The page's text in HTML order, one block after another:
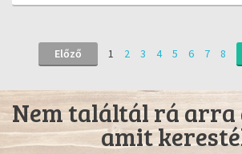
Előző 1 2 3 4 5 6 7 8
Nem találtál rá arra
amit